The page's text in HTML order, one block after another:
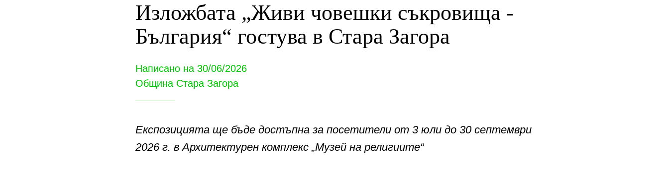
Изложбата „Живи човешки съкровища -
България“ гостува в Стара Загора
Написано на 30/06/2026
Община Стара Загора
Експозицията ще бъде достъпна за посетители от 3 юли до 30 септември
2026 г. в Архитектурен комплекс „Музей на религиите“